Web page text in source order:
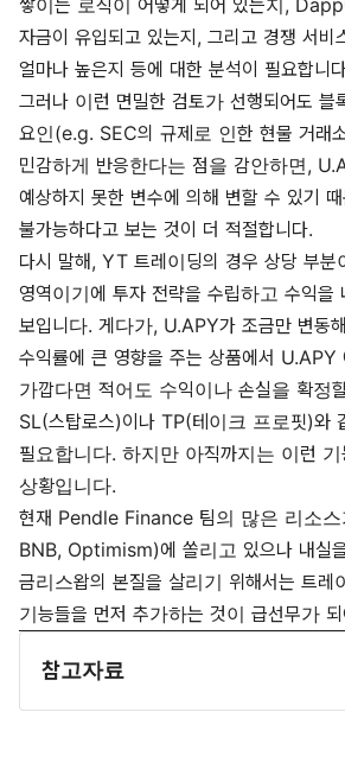
쌓이는 로직이 어떻게 되어 있는지, Dapp
자금이 유입되고 있는지, 그리고 경쟁 서비
얼마나 높은지 등에 대한 분석이 필요합니
그러나 이런 면밀한 검토가 선행되어도 블
요인(e.g. SEC의 규제로 인한 현물 거래
민감하게 반응한다는 점을 감안하면,
예상하지 못한 변수에 의해 변할 수 있기 때
불가능하다고 보는 것이 더 적절합니다.
다시 말해, YT 트레이딩의 경우 상당 부분
영역이기에 투자 전략을 수립하고 수익을
보입니다. 게다가, U.APY가 조금만 변동
수익률에 큰 영향을 주는 상품에서
가깝다면 적어도 수익이나 손실을 확정
SL(스탑로스)이나 TP(테이크 프로핏)와
필요합니다. 하지만 아직까지는 이런 기
상황입니다.
현재 Pendle Finance 팀의 많은 리소
BNB, Optimism)에 쏠리고 있으나 내실
금리스왑의 본질을 살리기 위해서는 트레
기능들을 먼저 추가하는 것이 급선무가
참고자료
Pendle App